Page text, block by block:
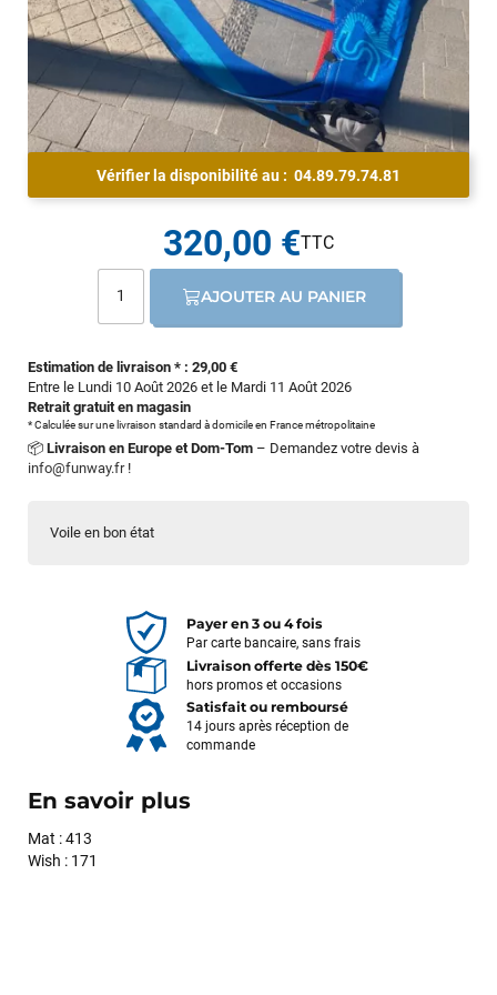
Voile en bon état
Vérifier la disponibilité au : 04.89.79.74.81
Estimation de livraison * : 29,00 €
Entre le Lundi 10 Août 2026 et le Mardi 11 Août 2026
Retrait gratuit en magasin
* Calculée sur une livraison standard à domicile en France métropolitaine
📦 Livraison en Europe et Dom-Tom – Demandez votre devis à
info@funway.fr!
320,00 €
AJOUTER AU PANIER
Payer en 3 ou 4 fois
Par carte bancaire, sans frais
Livraison offerte dès 150€
hors promos et occasions
Satisfait ou remboursé
14 jours après réception de
commande
En savoir plus
Mat : 413
Wish : 171